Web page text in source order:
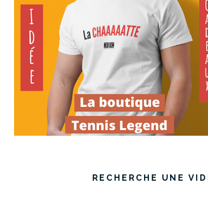
RECHERCHE UNE